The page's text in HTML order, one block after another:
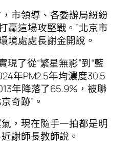
市領導、各委辦局紛紛
贏這場攻堅戰。”北京市
境處處長謝金開說。
現了從“繁星無影”到“藍
年PM2.5年均濃度30.5
年降落了65.9%，被聯
奇跡”。
，現在隨手一拍都是明
謝師長教師說。